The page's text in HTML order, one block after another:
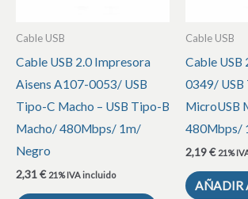
Cable USB
Cable USB 2.0 Impresora
Aisens A107-0053/ USB
Tipo-C Macho – USB Tipo-B
Macho/ 480Mbps/ 1m/
Negro
2,31€ 21% IVA incluido
Cable USB
Cable USB
0349/ USB
MicroUSB
480Mbps/
2,19€ 21%
AÑADIR